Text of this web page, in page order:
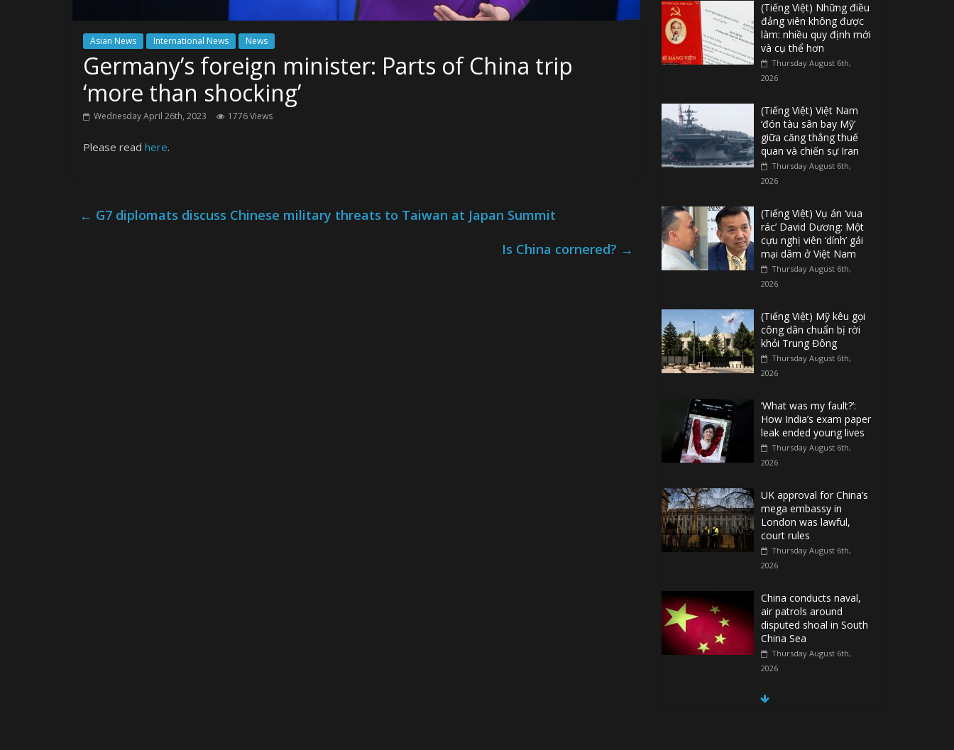
Asian News International News News
Germany’s foreign minister: Parts of China trip
‘more than shocking’
Wednesday April 26th, 2023 1776 Views
Please read here.
← G7 diplomats discuss Chinese military threats to Taiwan at Japan Summit
Is China cornered? →
(Tiếng Việt) Những điều
đảng viên không được
làm: nhiều quy định mới
và cụ thể hơn
Thursday August 6th,
2026
(Tiếng Việt) Việt Nam
‘đón tàu sân bay Mỹ’
giữa căng thẳng thuế
quan và chiến sự Iran
Thursday August 6th,
2026
(Tiếng Việt) Vụ án ‘vua
rác’ David Dương: Một
cựu nghị viên ‘dính’ gái
mại dâm ở Việt Nam
Thursday August 6th,
2026
(Tiếng Việt) Mỹ kêu gọi
công dân chuẩn bị rời
khỏi Trung Đông
Thursday August 6th,
2026
‘What was my fault?’:
How India’s exam paper
leak ended young lives
Thursday August 6th,
2026
UK approval for China’s
mega embassy in
London was lawful,
court rules
Thursday August 6th,
2026
China conducts naval,
air patrols around
disputed shoal in South
China Sea
Thursday August 6th,
2026
Spain Regains Control